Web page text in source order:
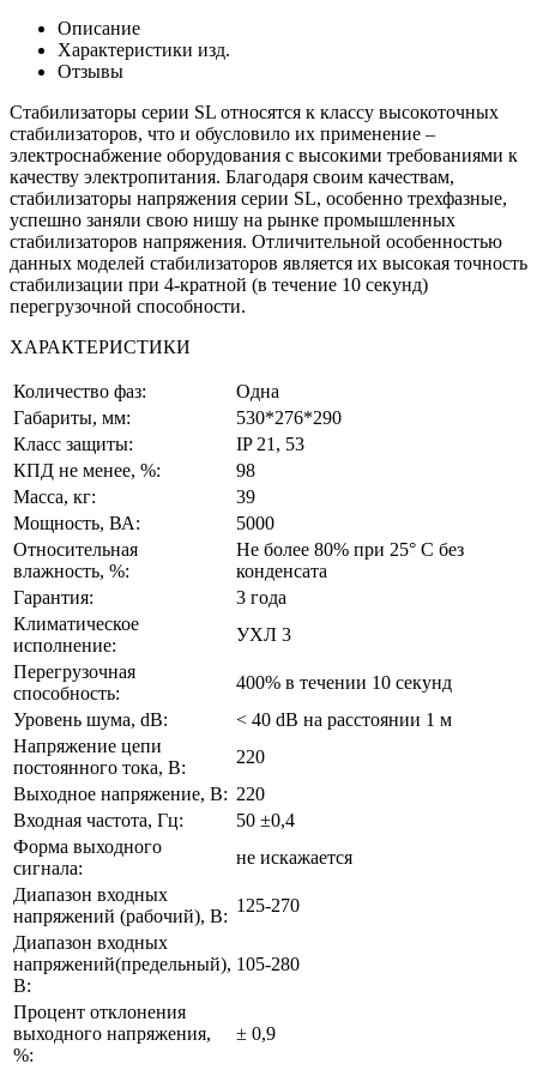
Описание
Характеристики изд.
Отзывы
Стабилизаторы серии SL относятся к класcу высокоточных
стабилизаторов, что и обусловило их применение –
электроснабжение оборудования с высокими требованиями к
качеству электропитания. Благодаря своим качествам,
стабилизаторы напряжения серии SL, особенно трехфазные,
успешно заняли свою нишу на рынке промышленных
стабилизаторов напряжения. Отличительной особенностью
данных моделей стабилизаторов является их высокая точность
стабилизации при 4-кратной (в течение 10 секунд)
перегрузочной способности.
ХАРАКТЕРИСТИКИ
Количество фаз:
Одна
Габариты, мм:
530*276*290
Класс защиты:
IP 21, 53
КПД не менее, %:
98
Масса, кг:
39
Мощность, ВА:
5000
Относительная
влажность, %:
Не более 80% при 25° С без
конденсата
Гарантия:
3 года
Климатическое
исполнение:
УХЛ 3
Перегрузочная
способность:
400% в течении 10 секунд
Уровень шума, dB:
< 40 dB на расстоянии 1 м
Напряжение цепи
постоянного тока, В:
220
Выходное напряжение, В: 220
Входная частота, Гц:
50 ±0,4
Форма выходного
сигнала:
не искажается
Диапазон входных
напряжений (рабочий), В:
125-270
Диапазон входных
напряжений(предельный),
В:
105-280
Процент отклонения
выходного напряжения,
%:
± 0,9